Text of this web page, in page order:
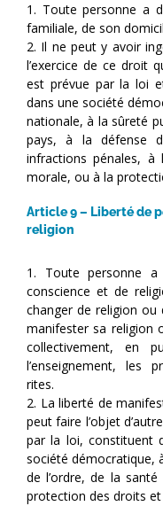
1. Toute personne a
familiale, de son
2. Il ne peut y avoir
l’exercice de ce droit
est prévue par la loi
dans une société
nationale, à la sûreté
pays, à la défense
infractions pénales,
morale, ou à la
Article 9 – Liberté de
religion
1. Toute personne
conscience et de
changer de religion ou
manifester sa religion
collectivement, en
l’enseignement, les
rites.
2. La liberté de
peut faire l’objet
par la loi, constituent
société démocratique,
de l’ordre, de la
protection des droits et